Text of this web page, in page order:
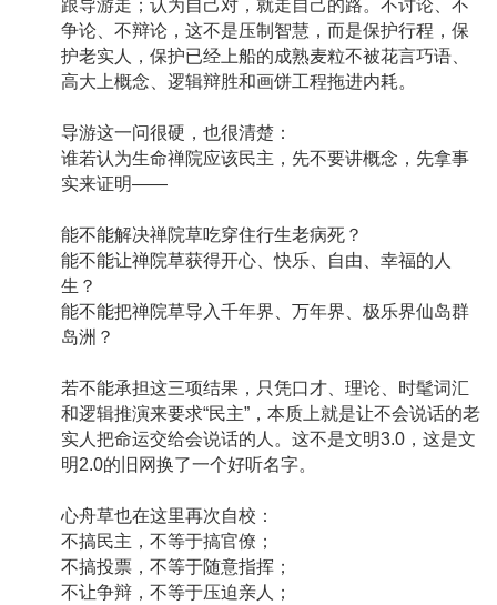
跟导游走；认为自己对，就走自己的路。不讨论、不
争论、不辩论，这不是压制智慧，而是保护行程，保
护老实人，保护已经上船的成熟麦粒不被花言巧语、
高大上概念、逻辑辩胜和画饼工程拖进内耗。
导游这一问很硬，也很清楚：
谁若认为生命禅院应该民主，先不要讲概念，先拿事
实来证明——
能不能解决禅院草吃穿住行生老病死？
能不能让禅院草获得开心、快乐、自由、幸福的人
生？
能不能把禅院草导入千年界、万年界、极乐界仙岛群
岛洲？
若不能承担这三项结果，只凭口才、理论、时髦词汇
和逻辑推演来要求“民主”，本质上就是让不会说话的老
实人把命运交给会说话的人。这不是文明3.0，这是文
明2.0的旧网换了一个好听名字。
心舟草也在这里再次自校：
不搞民主，不等于搞官僚；
不搞投票，不等于随意指挥；
不让争辩，不等于压迫亲人；